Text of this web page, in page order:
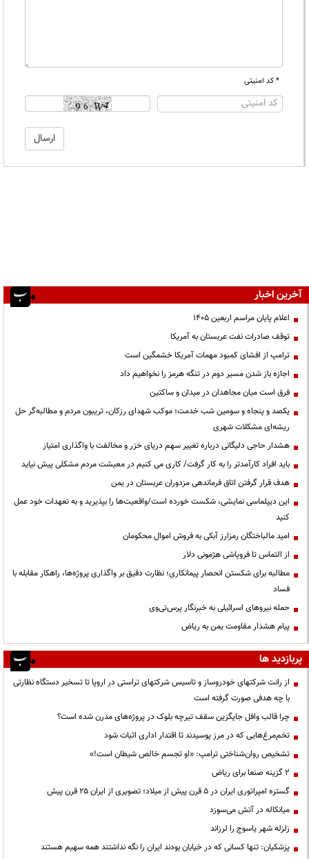
* کد امنیتی
آخرین اخبار
اعلام پایان مراسم اربعین ۱۴۰۵
توقف صادرات نفت عربستان به آمریکا
ترامپ از افشای کمبود مهمات آمریکا خشمگین است
اجازه باز شدن مسیر دوم در تنگه هرمز را نخواهیم داد
فرق است میان مجاهدان در میدان و ساکتین
یکصد و پنجاه و سومین شب خدمت؛ موکب شهدای رزکان، تریبون مردم و مطالبه‌گر حل
ریشه‌ای مشکلات شهری
هشدار حاجی دلیگانی درباره تغییر سهم دریای خزر و مخالفت با واگذاری امتیاز
باید افراد کارآمدتر را به کار گرفت/ کاری می کنیم در معیشت مردم مشکلی پیش نیاید
هدف قرار گرفتن اتاق‌ فرماندهی مزدوران عربستان در یمن
این دیپلماسی نمایشی، شکست خورده است/واقعیت‌ها را بپذیرید و به تعهدات خود عمل
کنید
امید مالباختگان رمزارز آبکی به فروش اموال محکومان
از التماس تا فروپاشی هژمونی دلار
مطالبه برای شکستن انحصار پیمانکاری؛ نظارت دقیق بر واگذاری پروژه‌ها، راهکار مقابله با
فساد
حمله نیروهای اسرائیلی به خبرنگار پرس‌تی‌وی
پیام هشدار مقاومت یمن به ریاض
پربازدید ها
از رانت‌ شرکتهای خودروساز و تاسیس شرکتهای تراستی در اروپا تا تسخیر دستگاه نظارتی
با چه هدفی صورت گرفته است
چرا قالب وافل جایگزین سقف تیرچه بلوک در پروژه‌های مدرن شده است؟
تخم‌مرغ‌هایی که در مرز پوسیدند تا اقتدار اداری اثبات شود
تشخیص روان‌شناختی ترامپ: «او تجسم خالص شیطان است!»
۲ گزینه صنعا برای ریاض
گستره امپراتوری ایران در ۵ قرن پیش از میلاد؛ تصویری از ایران ۲۵ قرن پیش
میانکاله در آتش می‌سوزد
زلزله شهر یاسوج را لرزاند
پزشکیان: تنها کسانی که در خیابان بودند ایران را نگه نداشتند همه سهیم هستند